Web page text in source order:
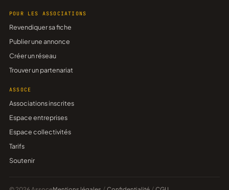
POUR LES ASSOCIATIONS
Revendiquer sa fiche
Publier une annonce
Créer un réseau
Trouver un partenariat
ASSOCE
Associations inscrites
Espace entreprises
Espace collectivités
Tarifs
Soutenir